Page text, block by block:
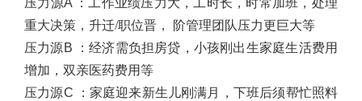
压力源A
：工作业绩压力大，工时长，时常加班，处理
重大决策，升迁/职位晋，
阶管理团队压力更巨大等
压力源B ：经济需负担房贷，小孩刚出生家庭生活费用
增加，双亲医药费用等
压力源C ： 家庭迎来新生儿刚满月，下班后须帮忙照料